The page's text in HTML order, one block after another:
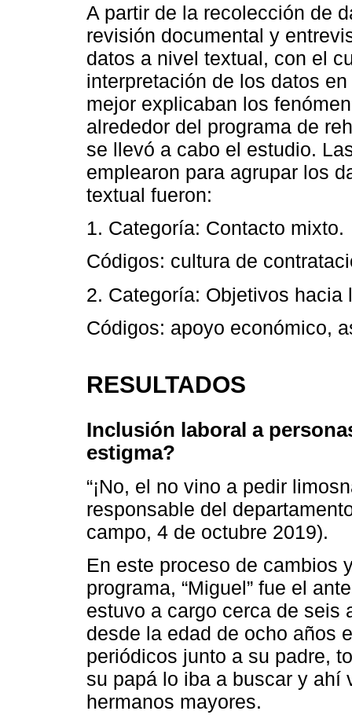
A partir de la recolección de
revisión documental y
datos a nivel textual, con el
interpretación de los datos
mejor explicaban los
alrededor del programa de
se llevó a cabo el estudio.
emplearon para agrupar los
textual fueron:
1. Categoría: Contacto mixto.
Códigos: cultura de
2. Categoría: Objetivos hacia
Códigos: apoyo económico,
RESULTADOS
Inclusión laboral a
estigma?
“¡No, el no vino a pedir
responsable del
campo, 4 de octubre 2019).
En este proceso de cambios
programa, “Miguel” fue el
estuvo a cargo cerca de seis
desde la edad de ocho años
periódicos junto a su padre,
su papá lo iba a buscar y ahí
hermanos mayores.